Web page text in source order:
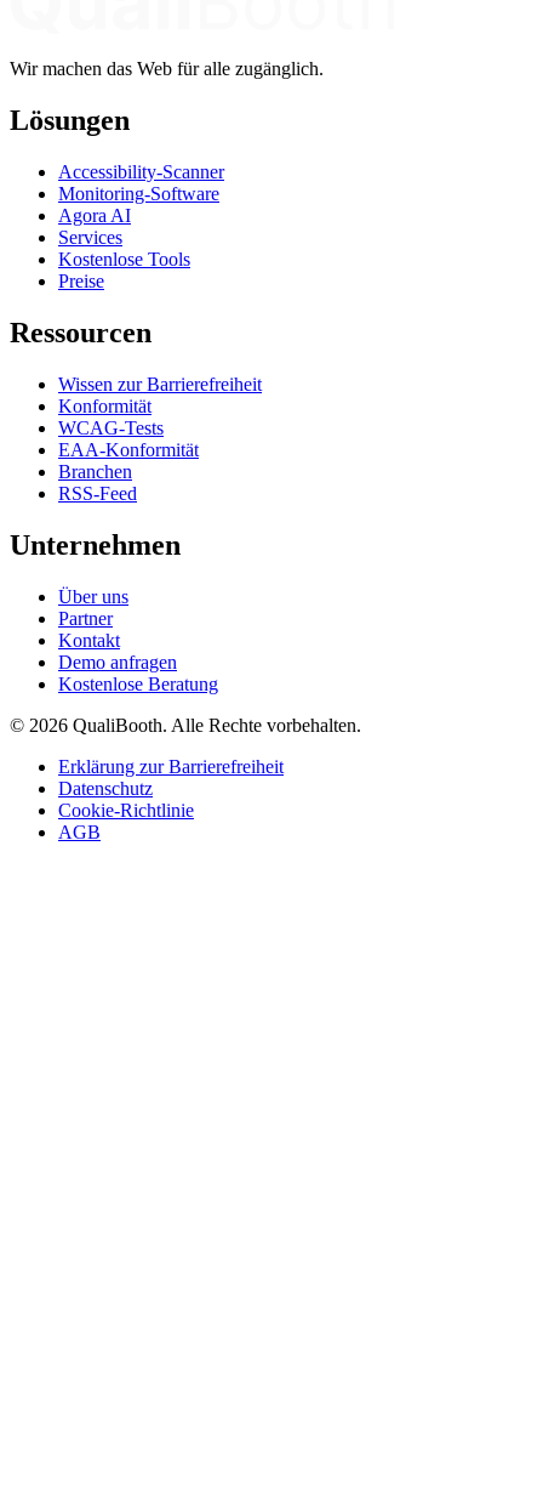
Wir machen das Web für alle zugänglich.
Lösungen
Accessibility-Scanner
Monitoring-Software
Agora AI
Services
Kostenlose Tools
Preise
Ressourcen
Wissen zur Barrierefreiheit
Konformität
WCAG-Tests
EAA-Konformität
Branchen
RSS-Feed
Unternehmen
Über uns
Partner
Kontakt
Demo anfragen
Kostenlose Beratung
© 2026 QualiBooth. Alle Rechte vorbehalten.
Erklärung zur Barrierefreiheit
Datenschutz
Cookie-Richtlinie
AGB